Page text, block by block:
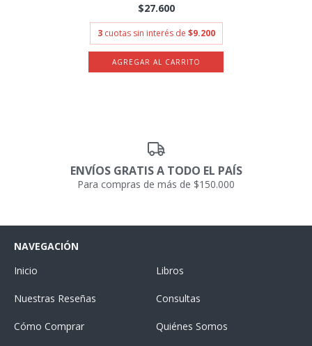
$27.600
3 cuotas sin interés de $9.200
ENVÍOS GRATIS A TODO EL PAÍS
Para compras de más de $150.000
NAVEGACIÓN
Inicio
Libros
Nuestras Reseñas Consultas
Cómo Comprar Quiénes Somos